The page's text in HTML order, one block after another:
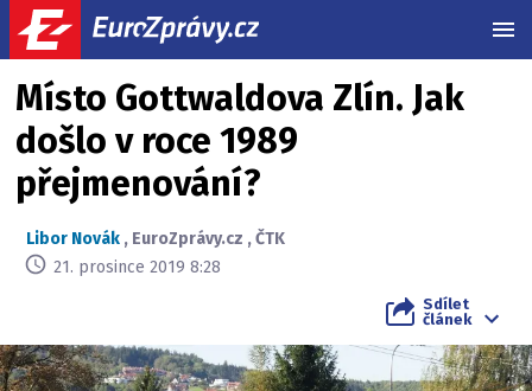
Místo Gottwaldova Zlín. Jak
došlo v roce 1989
přejmenování?
Libor Novák , EuroZprávy.cz ,ČTK
21. prosince 2019 8:28
Sdílet
článek